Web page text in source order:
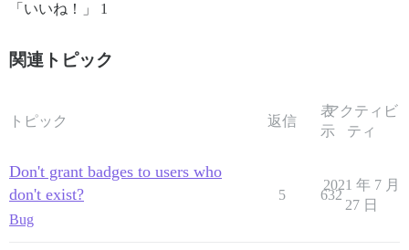
「いいね！」 1
関連トピック
トピック 返信
表
示
アクティビ
ティ
Don't grant badges to users who
don't exist?
Bug
5 632
2021 年 7 月
27 日